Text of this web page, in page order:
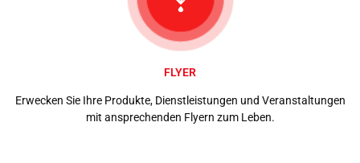
FLYER
Erwecken Sie Ihre Produkte, Dienstleistungen und Veranstaltungen
mit ansprechenden Flyern zum Leben.